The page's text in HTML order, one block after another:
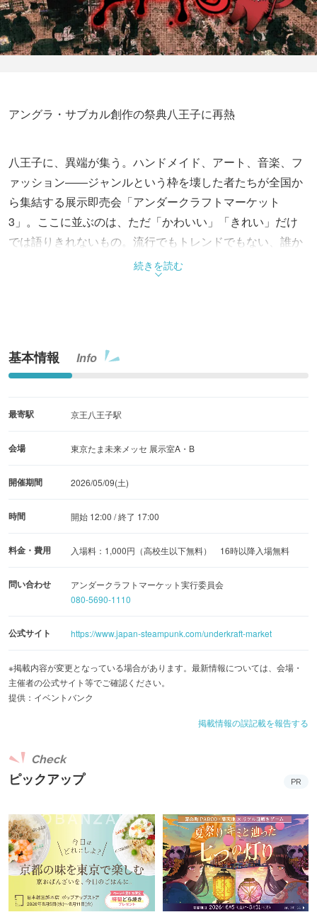
アングラ・サブカル創作の祭典八王子に再熱
八王子に、異端が集う。ハンドメイド、アート、音楽、フ
ァッション――ジャンルという枠を壊した者たちが全国か
ら集結する展示即売会「アンダークラフトマーケット
3」。ここに並ぶのは、ただ「かわいい」「きれい」だけ
では語りきれないもの。流行でもトレンドでもない、誰か
が選び続けてきた表現が、そのまま形になっている。コト
バにできない「好き」に、出会える場所。
続きを読む
基本情報 Info
最寄駅 京王八王子駅
会場 東京たま未来メッセ 展示室A・B
開催期間 2026/05/09(土)
時間 開始 12:00 / 終了 17:00
料金・費用 入場料：1,000円（高校生以下無料） 16時以降入場無料
問い合わせ
アンダークラフトマーケット実行委員会
080-5690-1110
公式サイト https://www.japan-steampunk.com/underkraft-market
※掲載内容が変更となっている場合があります。最新情報については、会場・
主催者の公式サイト等でご確認ください。
提供：イベントバンク
掲載情報の誤記載を報告する
ピックアップ
Check
PR